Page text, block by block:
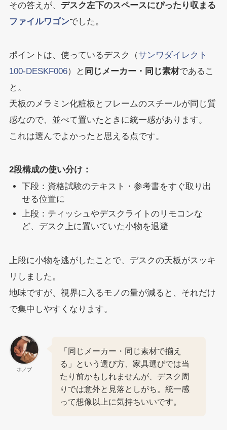
その答えが、 デスク左下のスペースにぴったり収まる
ファイルワゴンでした。
ポイントは、使っているデスク（サンワダイレクト
100-DESKF006）と 同じメーカー・同じ素材であるこ
と。
天板のメラミン化粧板とフレームのスチールが同じ質
感なので、並べて置いたときに統一感があります。
これは選んでよかったと思える点です。
2段構成の使い分け：
下段：資格試験のテキスト・参考書をすぐ取り出
せる位置に
上段：ティッシュやデスクライトのリモコンな
ど、デスク上に置いていた小物を退避
上段に小物を逃がしたことで、デスクの天板がスッキ
リしました。
地味ですが、視界に入るモノの量が減ると、それだけ
で集中しやすくなります。
ホノブ
「同じメーカー・同じ素材で揃え
る」という選び方、家具選びでは当
たり前かもしれませんが、デスク周
りでは意外と見落としがち。統一感
って想像以上に気持ちいいです。